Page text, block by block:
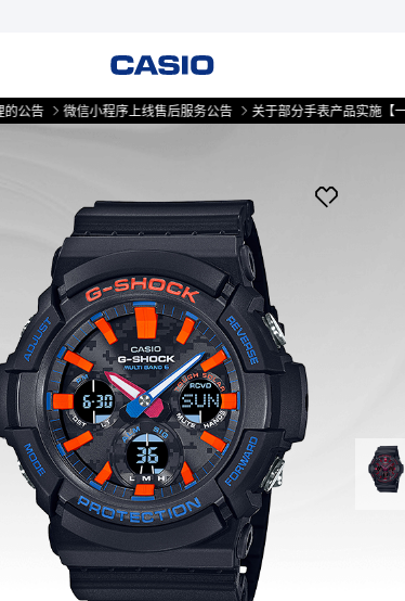
微信小程序上线售后服务公告 关于部分手表产品实施【一物一